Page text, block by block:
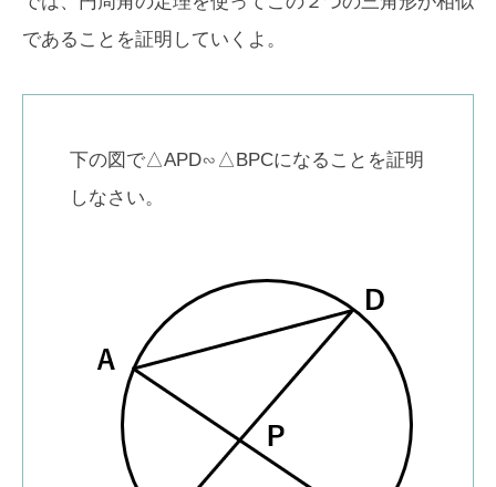
であることを証明していくよ。
下の図で△APD∽△BPCになることを証明
しなさい。